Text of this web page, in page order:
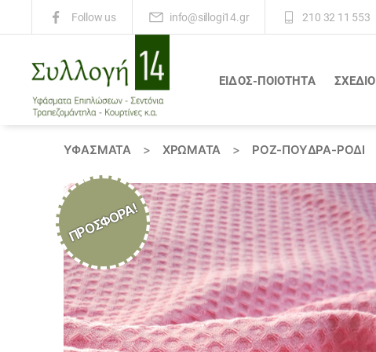
Follow us info@sillogi14.gr 210 32 11 553
ΕΙΔΟΣ-ΠΟΙΟΤΗΤΑ ΣΧΕΔΙΟ
ΥΦΆΣΜΑΤΑ > ΧΡΏΜΑΤΑ > ΡΟΖ-ΠΟΥΔΡΑ-ΡΟΔΙ
ΠΡΟΣΦΟΡΆ!